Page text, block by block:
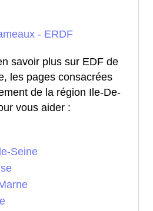
- ERDF
savoir plus sur EDF de
les pages consacrées
de la région Ile-De-
vous aider :
Seine